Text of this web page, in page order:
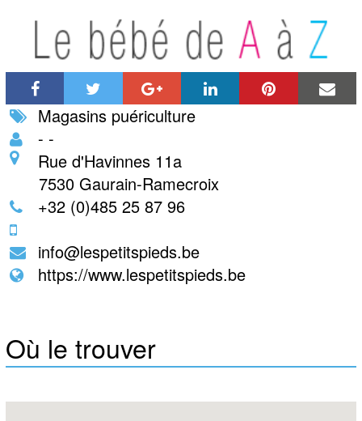
Magasins puériculture
- -
Rue d'Havinnes 11a
7530 Gaurain-Ramecroix
+32 (0)485 25 87 96
info@lespetitspieds.be
https://www.lespetitspieds.be
Où le trouver